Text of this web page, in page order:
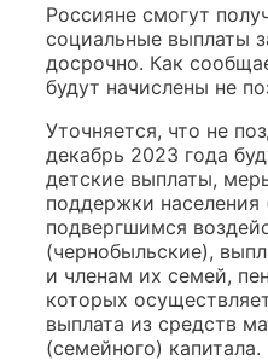
Россияне смогут
социальные выплаты
досрочно. Как
будут начислены не
Уточняется, что не
декабрь 2023 года
детские выплаты,
поддержки
подвергшимся
(чернобыльские),
и членам их семей,
которых
выплата из средств
(семейного) капитала.